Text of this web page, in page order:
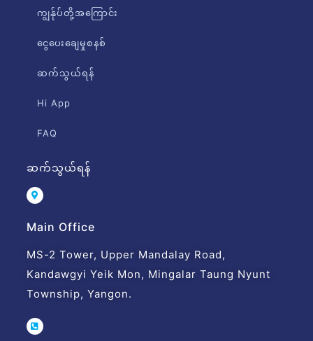
ကျွန်ုပ်တို့အကြောင်း
ငွေပေးချေမှုစနစ်
ဆက်သွယ်ရန်
Hi App
FAQ
ဆက်သွယ်ရန်
Main Office
MS-2 Tower, Upper Mandalay Road,
Kandawgyi Yeik Mon, Mingalar Taung Nyunt
Township, Yangon.